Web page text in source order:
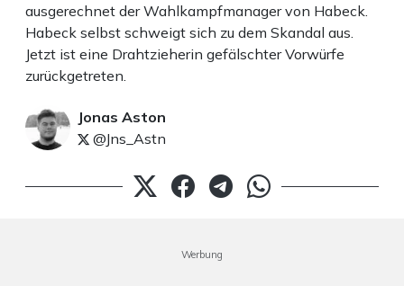
ausgerechnet der Wahlkampfmanager von Habeck.
Habeck selbst schweigt sich zu dem Skandal aus.
Jetzt ist eine Drahtzieherin gefälschter Vorwürfe
zurückgetreten.
Jonas Aston
@Jns_Astn
Werbung